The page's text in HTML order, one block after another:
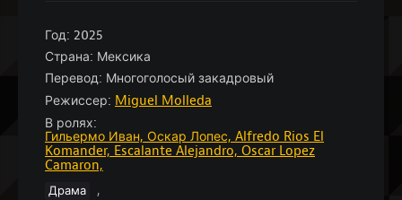
Год: 2025
Страна: Мексика
Перевод: Многоголосый закадровый
Режиссер: Miguel Molleda
В ролях:
Гильермо Иван, Оскар Лопес, Alfredo Rios El
Komander, Escalante Alejandro, Oscar Lopez
Camaron,
Драма ,